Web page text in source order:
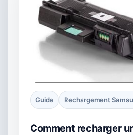
Guide Rechargement
Comment recharger